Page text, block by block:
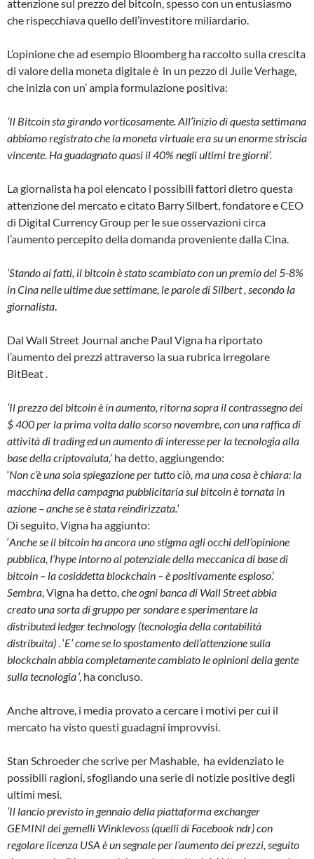
attenzione sul prezzo del bitcoin, spesso con un entusiasmo
che rispecchiava quello dell’investitore miliardario.
L’opinione che ad esempio Bloomberg ha raccolto sulla crescita
di valore della moneta digitale è in un pezzo di Julie Verhage,
che inizia con un’ ampia formulazione positiva:
‘Il Bitcoin sta girando vorticosamente. All’inizio di questa settimana
abbiamo registrato che la moneta virtuale era su un enorme striscia
vincente. Ha guadagnato quasi il 40% negli ultimi tre giorni’.
La giornalista ha poi elencato i possibili fattori dietro questa
attenzione del mercato e citato Barry Silbert, fondatore e CEO
di Digital Currency Group per le sue osservazioni circa
l’aumento percepito della domanda proveniente dalla Cina.
‘Stando ai fatti, il bitcoin è stato scambiato con un premio del 5-8%
in Cina nelle ultime due settimane, le parole di Silbert , secondo la
giornalista.
Dal Wall Street Journal anche Paul Vigna ha riportato
l’aumento dei prezzi attraverso la sua rubrica irregolare
BitBeat .
‘Il prezzo del bitcoin è in aumento, ritorna sopra il contrassegno dei
$ 400 per la prima volta dallo scorso novembre, con una raffica di
attività di trading ed un aumento di interesse per la tecnologia alla
base della criptovaluta,’ha detto, aggiungendo:
‘Non c’è una sola spiegazione per tutto ciò, ma una cosa è chiara: la
macchina della campagna pubblicitaria sul bitcoin è tornata in
azione – anche se è stata reindirizzata.‘
Di seguito, Vigna ha aggiunto:
‘Anche se il bitcoin ha ancora uno stigma agli occhi dell’opinione
pubblica, l’hype intorno al potenziale della meccanica di base di
bitcoin – la cosiddetta blockchain – è positivamente esploso.’
Sembra, Vigna ha detto,che ogni banca di Wall Street abbia
creato una sorta di gruppo per sondare e sperimentare la
distributed ledger technology (tecnologia della contabilità
distribuita). ‘E’ come se lo spostamento dell’attenzione sulla
blockchain abbia completamente cambiato le opinioni della gente
sulla tecnologia‘, ha concluso.
Anche altrove, i media provato a cercare i motivi per cui il
mercato ha visto questi guadagni improvvisi.
Stan Schroeder che scrive per Mashable, ha evidenziato le
possibili ragioni, sfogliando una serie di notizie positive degli
ultimi mesi.
‘Il lancio previsto in gennaio della piattaforma exchanger
GEMINI dei gemelli Winklevoss (quelli di Facebook ndr) con
regolare licenza USA è un segnale per l’aumento dei prezzi, seguito